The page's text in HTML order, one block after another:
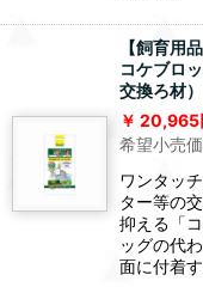
【飼育用
コケブロ
交換ろ材）
20,965
希望小売
ワンタッ
ター等の
抑える「
ッグの代
面に付着